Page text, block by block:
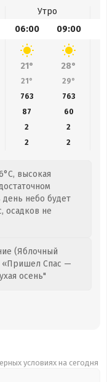
Утро
06:00 09:00
21° 28°
21° 29°
763 763
87 60
2
2
2 2
высокая
небо будет
осадков не
(Яблочный
«Пришел Спас —
осень"
условиях на сегодня